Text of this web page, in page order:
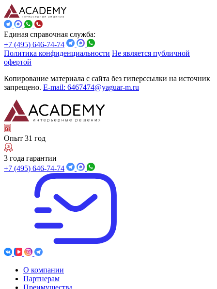
Единая справочная служба:
+7 (495) 646-74-74
Политика конфиденциальности Не является публичной
офертой
Копирование материала с сайта без гиперссылки на источник
запрещено. E-mail: 6467474@yaguar-m.ru
Опыт 31 год
3 года гарантии
+7 (495) 646-74-74
О компании
Партнерам
Преимущества